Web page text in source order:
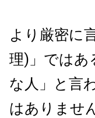
より厳密に
理)」ではあ
な人」と言
はありませ